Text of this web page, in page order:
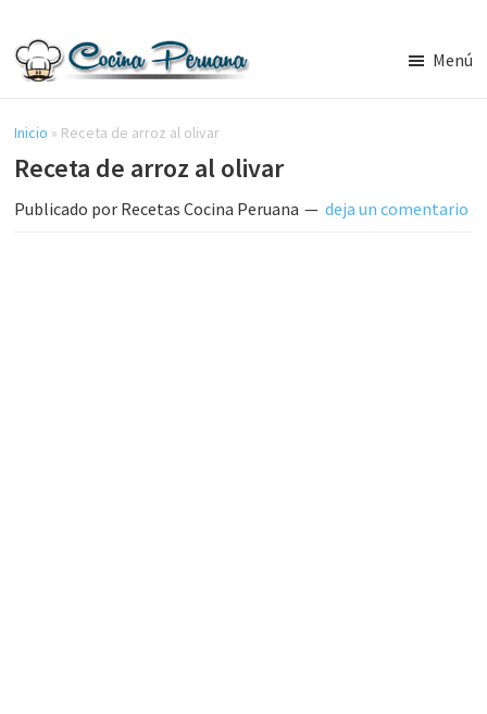
contenido
lateral
principal
Cocina
Peruana,
Recetas
de
Comida
Menú
Inicio » Receta de arroz al olivar
Receta de arroz al olivar
Publicado por Recetas Cocina Peruana deja un comentario